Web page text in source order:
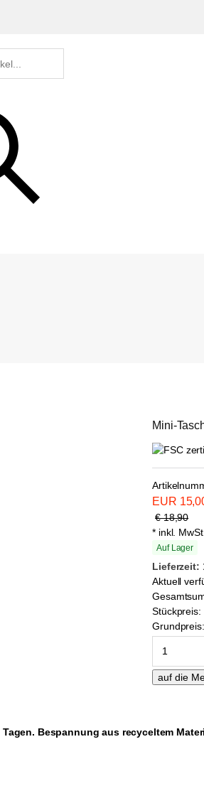
Mini-
EUR
€ 18,90
* inkl.
Auf Lager
Lieferzeit:
Aktuell
Stückpreis:
Grundpreis:
Bespannung aus recyceltem